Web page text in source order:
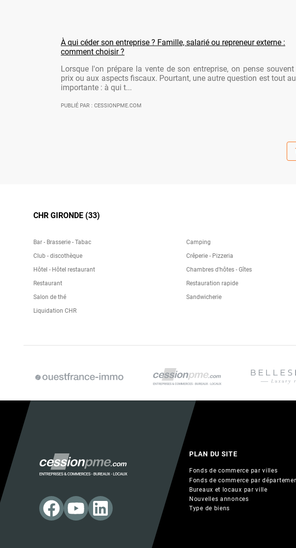
À qui céder son entreprise ? Famille, salarié ou repreneur externe :
comment choisir ?
Lorsque l'on prépare la vente de son entreprise, on pense souvent
prix ou aux aspects fiscaux. Pourtant, une autre question est tout
importante : à qui t...
PUBLIÉ PAR : CESSIONPME.COM
CHR GIRONDE (33)
Bar - Brasserie - Tabac
Camping
Club - discothèque
Crêperie - Pizzeria
Hôtel - Hôtel restaurant
Chambres d'hôtes - Gîtes
Restaurant
Restauration rapide
Salon de thé
Sandwicherie
Liquidation CHR
PLAN DU SITE
Fonds de commerce par villes
Fonds de commerce par
Bureaux et locaux par ville
Nouvelles annonces
Type de biens